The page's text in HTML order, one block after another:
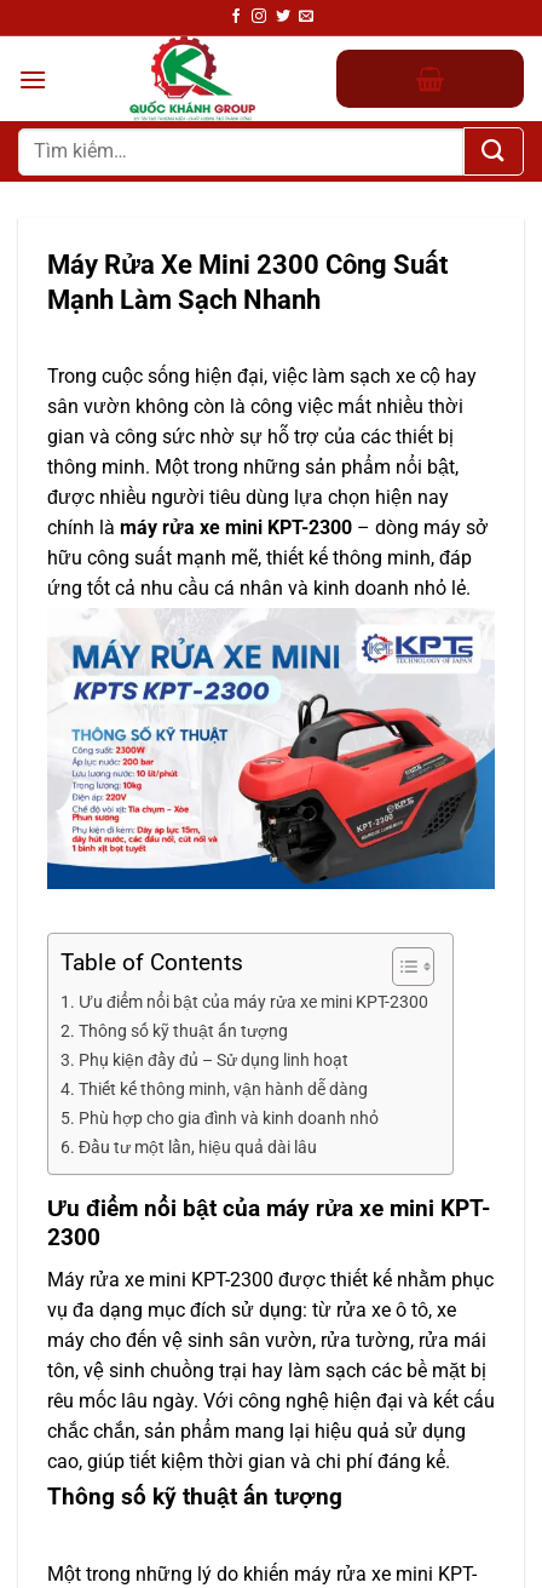
đến
nội
Tìm
kiếm:
Máy Rửa Xe Mini 2300 Công Suất
Mạnh Làm Sạch Nhanh
Trong cuộc sống hiện đại, việc làm sạch xe cộ hay
sân vườn không còn là công việc mất nhiều thời
gian và công sức nhờ sự hỗ trợ của các thiết bị
thông minh. Một trong những sản phẩm nổi bật,
được nhiều người tiêu dùng lựa chọn hiện nay
chính là máy rửa xe mini KPT-2300 – dòng máy sở
hữu công suất mạnh mẽ, thiết kế thông minh, đáp
ứng tốt cả nhu cầu cá nhân và kinh doanh nhỏ lẻ.
Table of Contents
Ưu điểm nổi bật của máy rửa xe mini KPT-2300
Thông số kỹ thuật ấn tượng
Phụ kiện đầy đủ – Sử dụng linh hoạt
Thiết kế thông minh, vận hành dễ dàng
Phù hợp cho gia đình và kinh doanh nhỏ
Đầu tư một lần, hiệu quả dài lâu
Ưu điểm nổi bật của máy rửa xe mini KPT-
2300
Máy rửa xe mini KPT-2300 được thiết kế nhằm phục
vụ đa dạng mục đích sử dụng: từ rửa xe ô tô, xe
máy cho đến vệ sinh sân vườn, rửa tường, rửa mái
tôn, vệ sinh chuồng trại hay làm sạch các bề mặt bị
rêu mốc lâu ngày. Với công nghệ hiện đại và kết cấu
chắc chắn, sản phẩm mang lại hiệu quả sử dụng
cao, giúp tiết kiệm thời gian và chi phí đáng kể.
Thông số kỹ thuật ấn tượng
Một trong những lý do khiến máy rửa xe mini KPT-